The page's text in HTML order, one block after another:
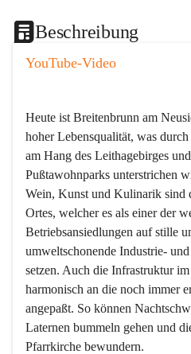
Beschreibung
YouTube-Video
Heute ist Breitenbrunn am
hoher Lebensqualität, was
am Hang des Leithagebirges
Pußtawohnparks unterstrichen
Wein, Kunst und Kulinarik sind
Ortes, welcher es als einer der
Betriebsansiedlungen auf stille
umweltschonende Industrie-
setzen. Auch die Infrastruktur
harmonisch an die noch immer
angepaßt. So können
Laternen bummeln gehen und
Pfarrkirche bewundern.